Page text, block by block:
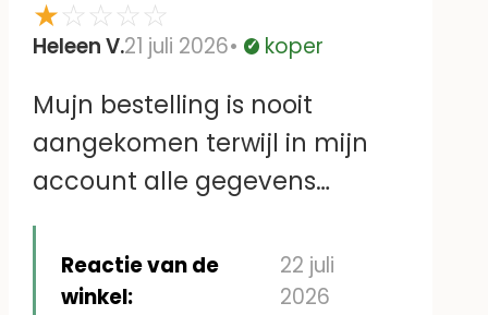
★☆☆☆☆
Heleen V.21 juli 2026 Geverifieerd
koper
Mujn bestelling is nooit
aangekomen terwijl in mijn
account alle gegevens
kloppen.Ik heb ook al eerder
naamstickers voor mijn vader
besteld. Vervolgens is er geen
Reactie van de
winkel:
22 juli
2026